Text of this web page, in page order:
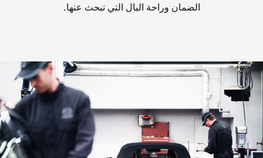
الضمان وراحة البال التي تبحث عنها.